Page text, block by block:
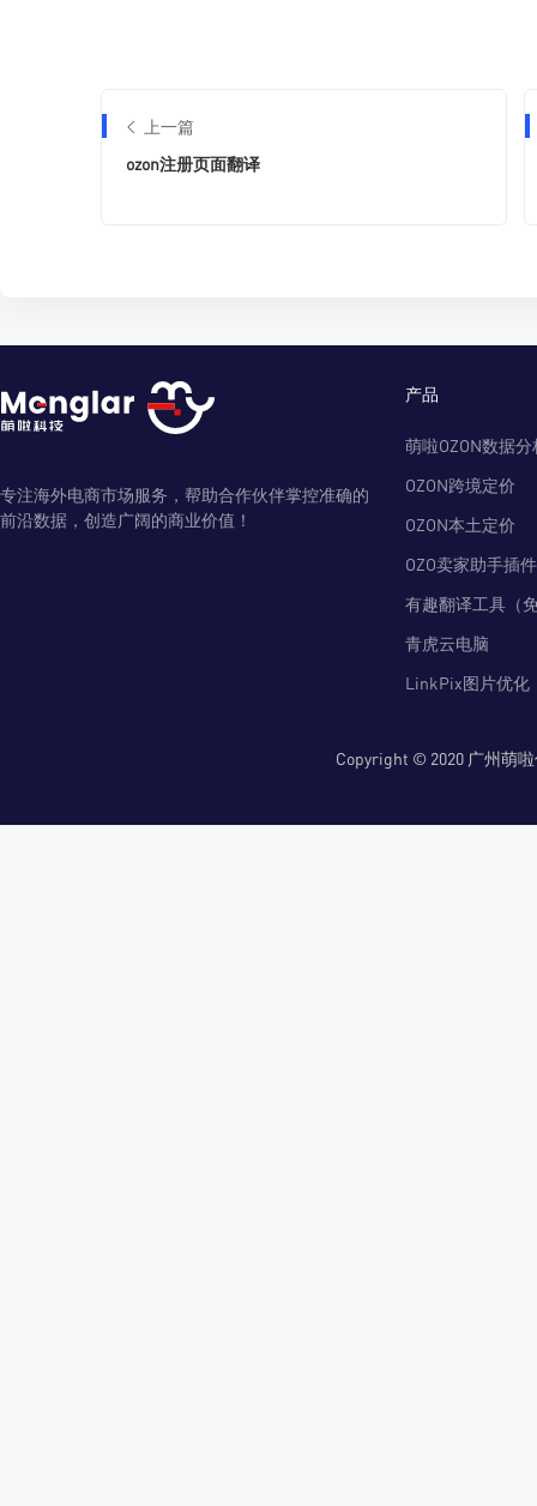
上一篇
ozon注册页面翻译
专注海外电商市场服务，帮助合作伙伴掌控准确的
前沿数据，创造广阔的商业价值！
产品
萌啦OZON数据分
OZON跨境定价
OZON本土定价
OZO卖家助手插件
有趣翻译工具（
青虎云电脑
LinkPix图片优化
Copyright © 2020 广州萌